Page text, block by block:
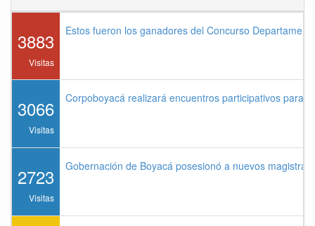
3883
Visitas
Estos fueron los ganadores del Concurso
3066
Visitas
Corpoboyacá realizará encuentros participativos para
2723
Visitas
Gobernación de Boyacá posesionó a nuevos